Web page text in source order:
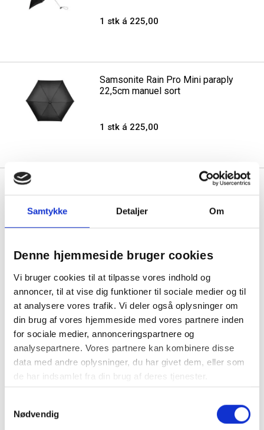
Samtykke Detaljer Om
Denne hjemmeside bruger cookies
Vi bruger cookies til at tilpasse vores indhold og
annoncer, til at vise dig funktioner til sociale medier og til
at analysere vores trafik. Vi deler også oplysninger om
din brug af vores hjemmeside med vores partnere inden
for sociale medier, annonceringspartnere og
analysepartnere. Vores partnere kan kombinere disse
data med andre oplysninger, du har givet dem, eller som
de har indsamlet fra din brug af deres tjenester.
Nødvendig
1 stk á 225,00
Samsonite Rain Pro Mini paraply
22,5cm manuel sort
1 stk á 225,00
Samsonite Rain Pro paraply
28,5cm automatisk sort
1